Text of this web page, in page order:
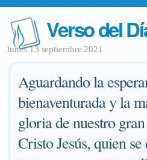
Verso del
lunes 13 septiembre 2021
Aguardando la
bienaventurada y la
gloria de nuestro
Cristo Jesús, quien